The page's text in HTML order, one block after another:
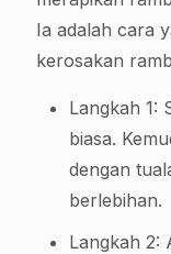
Ia adalah cara
kerosakan
Langkah 1:
biasa.
dengan
berlebihan.
Langkah 2: